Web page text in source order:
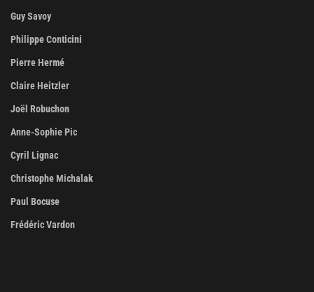
Guy Savoy
Philippe Conticini
Pierre Hermé
Claire Heitzler
Joël Robuchon
Anne-Sophie Pic
Cyril Lignac
Christophe Michalak
Paul Bocuse
Frédéric Vardon